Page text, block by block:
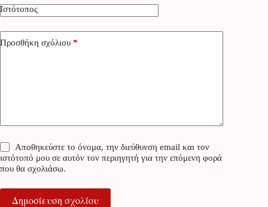
Ιστότοπος
Προσθήκη σχόλιου *
Αποθηκεύστε το όνομα, την διεύθυνση email και τον
ιστότοπό μου σε αυτόν τον περιηγητή για την επόμενη φορά
που θα σχολιάσω.
Δημοσίευση σχολίου